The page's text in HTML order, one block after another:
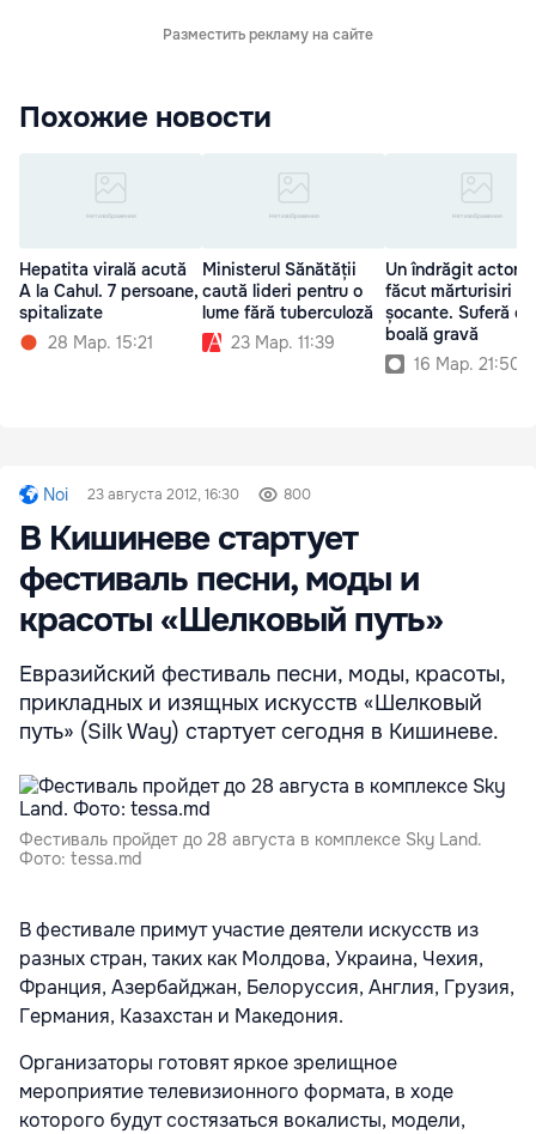
Разместить рекламу на сайте
Похожие новости
Hepatita virală acută
A la Cahul. 7 persoane,
spitalizate
28 Мар. 15:21
Ministerul Sănătății
caută lideri pentru o
lume fără tuberculoză
23 Мар. 11:39
Un îndrăgit actor a
făcut mărturisiri
șocante. Suferă
boală gravă
16 Мар. 21:50
Noi 23 августа 2012, 16:30 800
В Кишиневе стартует
фестиваль песни, моды и
красоты «Шелковый путь»
Евразийский фестиваль песни, моды, красоты,
прикладных и изящных искусств «Шелковый
путь» (Silk Way) стартует сегодня в Кишиневе.
Фестиваль пройдет до 28 августа в комплексе Sky Land.
Фото: tessa.md
В фестивале примут участие деятели искусств из
разных стран, таких как Молдова, Украина, Чехия,
Франция, Азербайджан, Белоруссия, Англия, Грузия,
Германия, Казахстан и Македония.
Организаторы готовят яркое зрелищное
мероприятие телевизионного формата, в ходе
которого будут состязаться вокалисты, модели,